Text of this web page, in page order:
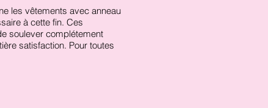
les vêtements avec anneau
à cette fin. Ces
soulever complétement
satisfaction. Pour toutes